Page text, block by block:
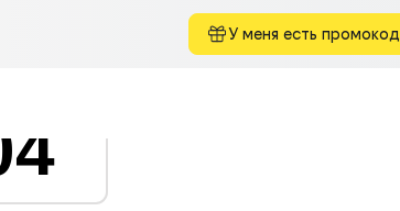
У меня есть промокод